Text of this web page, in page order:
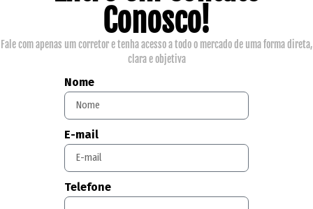
Conosco!
Fale com apenas um corretor e tenha acesso a todo o mercado de uma forma direta,
clara e objetiva
Nome
E-mail
Telefone